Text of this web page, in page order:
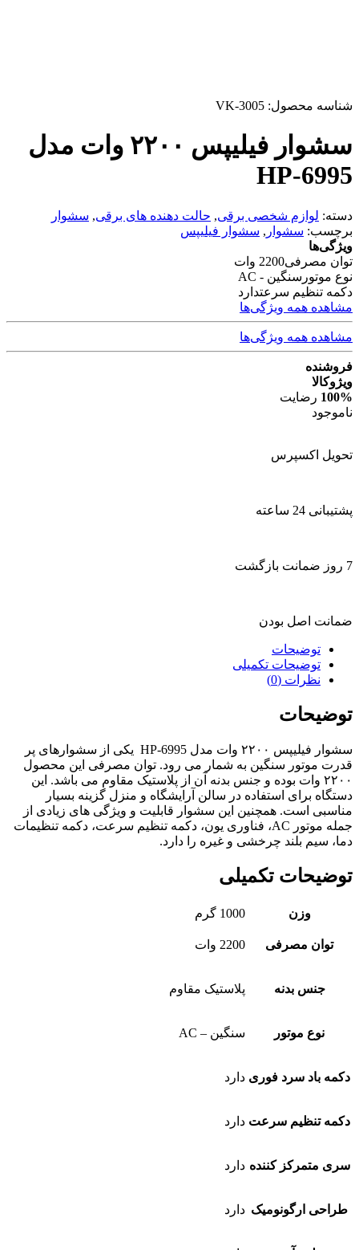
شناسه محصول: VK-3005
سشوار فیلیپس ۲۲۰۰ وات مدل
HP-6995
دسته: لوازم شخصی برقی, حالت دهنده های برقی, سشوار
برچسب: سشوار , سشوار فیلیپس
ویژگی‌ها
توان مصرفی2200 وات
نوع موتور سنگین - AC
دکمه تنظیم سرعتدارد
مشاهده همه ویژگی‌ها
مشاهده همه ویژگی‌ها
فروشنده
ویژوکالا
100% رضایت
ناموجود
تحویل اکسپرس
پشتیبانی 24 ساعته
7 روز ضمانت بازگشت
ضمانت اصل بودن
توضیحات
توضیحات تکمیلی
نظرات (0)
توضیحات
سشوار فیلیپس ۲۲۰۰ وات مدل HP-6995 یکی از سشوارهای پر
قدرت موتور سنگین به شمار می رود. توان مصرفی این محصول
۲۲۰۰ وات بوده و جنس بدنه آن از پلاستیک مقاوم می باشد. این
دستگاه برای استفاده در سالن آرایشگاه و منزل گزینه بسیار
مناسبی است. همچنین این سشوار قابلیت و ویژگی های زیادی از
جمله موتور AC، فناوری یون، دکمه تنظیم سرعت، دکمه تنظیمات
دما، سیم بلند چرخشی و غیره را دارد.
توضیحات تکمیلی
وزن 1000 گرم
توان مصرفی 2200 وات
جنس بدنه پلاستیک مقاوم
نوع موتور سنگین – AC
دکمه باد سرد فوری دارد
دکمه تنظیم سرعت دارد
سری متمرکز کننده دارد
طراحی ارگونومیک دارد